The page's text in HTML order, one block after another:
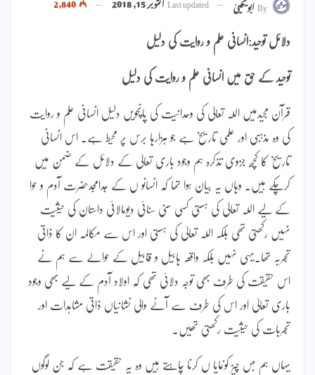
Byابویحییٰ
دلائل توحید:انسانی علم و روایت کی دلیل
توحید کے حق میں انسانی علم و روایت کی دلیل
قرآن مجیدمیں اللہ تعالیٰ کی وحدانیت کی پانچویں دلیل انسانی علم و روایت
کی وہ مذہبی اور علمی تاریخ ہے جو ہزارہا برس پر محیط ہے۔ اس انسانی
تاریخ کا کچھ جزوی تذکرہ ہم وجود باری تعالیٰ کے دلائل کے ضمن میں
کرچکے ہیں۔ وہاں یہ بیان ہوا تھا کہ انسانو ں کے جدامجدحضرت آدم و حوا
کے لیے اللہ تعالیٰ کی ہستی کسی سنی سنائی دیومالائی داستان کی حیثیت
نہیں رکھتی تھی بلکہ اللہ تعالیٰ کی ہستی اور اس سے مکالمہ ان کا ذاتی
تجربہ تھا۔یہی نہیں بلکہ واقعہ ہابیل و قابیل کے حوالے سے ہم نے
اس حقیقت کی طرف بھی توجہ دلائی تھی کہ اولاد آدم کے لیے بھی وجود
باری تعالیٰ اور اس کی طرف سے آنے والی نشانیاں ذاتی مشاہدات اور
تجربات کی حیثیت رکھتی تھیں۔
یہاں ہم جس چیز کونمایا ں کرنا چاہتے ہیں وہ یہ حقیقت ہے کہ جن لوگوں